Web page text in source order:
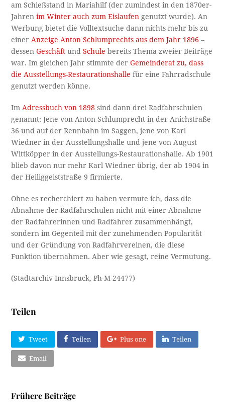
am Schießstand in Mariahilf (der zumindest in den 1870er-
Jahrenim Winter auch zum Eislaufen genutzt wurde). An
Werbung bietet die Volltextsuche dann nichts mehr bis zu
einer Anzeige Anton Schlumprechts aus dem Jahr 1896 –
dessenGeschäftundSchule bereits Thema zweier Beiträge
war. Im gleichen Jahr stimmte derGemeinderat zu, dass
die Ausstellungs-Restaurationshalle für eine Fahrradschule
genutzt werden könne.
Im Adressbuch von 1898 sind dann drei Radfahrschulen
genannt: Jene von Anton Schlumprecht in der Anichstraße
36 und auf der Rennbahn im Saggen, jene von Karl
Wiedner in der Ausstellungshalle und jene von August
Wittköpper in der Ausstellungs-Restaurationshalle. Ab 1901
blieb davon nur mehr Karl Wiedner übrig, der ab 1904 in
der Heiliggeiststraße 9 firmierte.
Ohne es recherchiert zu haben vermute ich, dass die
Abnahme der Radfahrschulen nicht mit einer Abnahme
der Radfahrerinnen und Radfahrer zusammenhängt,
sondern im Gegenteil mit der zunehmenden Popularität
und der Gründung von Radfahrvereinen, die diese
Funktion übernahmen. Aber wie gesagt, reine Vermutung.
(Stadtarchiv Innsbruck, Ph-M-24477)
Teilen
Tweet Teilen Plus one Teilen
Email
Frühere Beiträge